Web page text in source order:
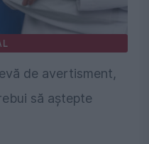
de avertisment,
să aștepte